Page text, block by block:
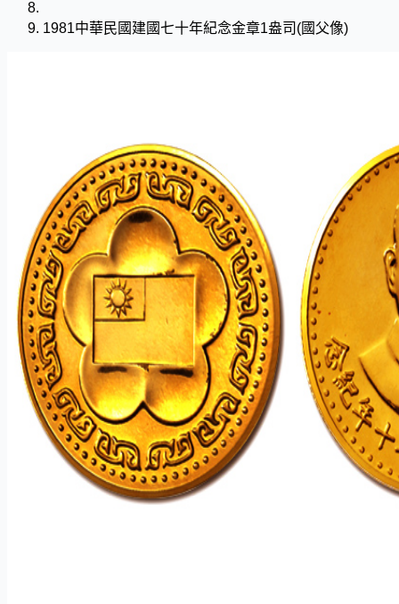
1981中華民國建國七十年紀念金章1盎司(國父像)